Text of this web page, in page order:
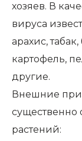
хозяев. В
вируса
арахис,
картофель,
другие.
Внешние
существенно
растений: